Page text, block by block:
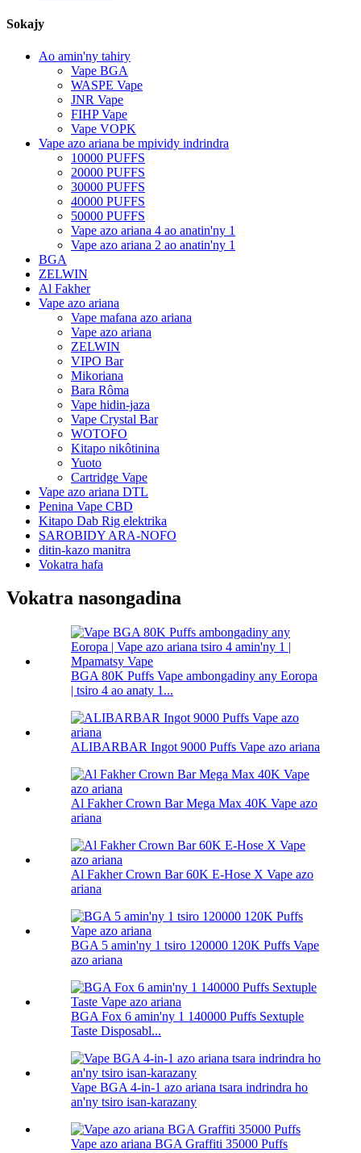
Sokajy
Ao amin'ny tahiry
Vape BGA
WASPE Vape
JNR Vape
FIHP Vape
Vape VOPK
Vape azo ariana be mpividy indrindra
10000 PUFFS
20000 PUFFS
30000 PUFFS
40000 PUFFS
50000 PUFFS
Vape azo ariana 4 ao anatin'ny 1
Vape azo ariana 2 ao anatin'ny 1
BGA
ZELWIN
Al Fakher
Vape azo ariana
Vape mafana azo ariana
Vape azo ariana
ZELWIN
VIPO Bar
Mikoriana
Bara Rôma
Vape hidin-jaza
Vape Crystal Bar
WOTOFO
Kitapo nikôtinina
Yuoto
Cartridge Vape
Vape azo ariana DTL
Penina Vape CBD
Kitapo Dab Rig elektrika
SAROBIDY ARA-NOFO
ditin-kazo manitra
Vokatra hafa
Vokatra nasongadina
BGA 80K Puffs Vape ambongadiny any Eoropa
| tsiro 4 ao anaty 1...
ALIBARBAR Ingot 9000 Puffs Vape azo ariana
Al Fakher Crown Bar Mega Max 40K Vape azo
ariana
Al Fakher Crown Bar 60K E-Hose X Vape azo
ariana
BGA 5 amin'ny 1 tsiro 120000 120K Puffs Vape
azo ariana
BGA Fox 6 amin'ny 1 140000 Puffs Sextuple
Taste Disposabl...
Vape BGA 4-in-1 azo ariana tsara indrindra ho
an'ny tsiro isan-karazany
Vape azo ariana BGA Graffiti 35000 Puffs